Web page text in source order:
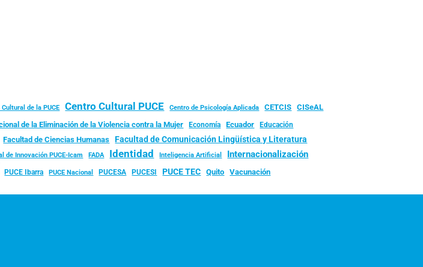
Cultural de la PUCE Centro Cultural PUCE Centro de Psicología Aplicada CETCIS CISeAL
de la Eliminación de la Violencia contra la Mujer Economía Ecuador
Educación
Facultad de Ciencias Humanas Facultad de Comunicación Lingüística y Literatura
de Innovación PUCE-Icam FADA Identidad Inteligencia Artificial Internacionalización
PUCE Ibarra PUCE Nacional PUCESA PUCESI PUCE TEC Quito Vacunación